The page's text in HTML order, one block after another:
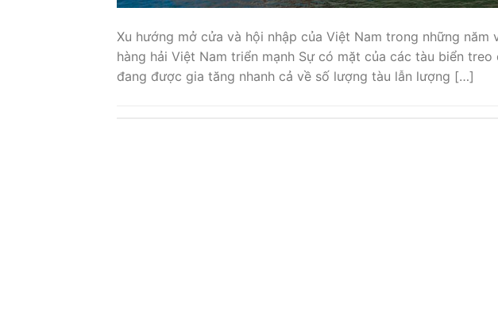
Xu hướng mở cửa và hội nhập của Việt Nam trong những năm
hàng hải Việt Nam triển mạnh Sự có mặt của các tàu biển
đang được gia tăng nhanh cả về số lượng tàu lẫn lượng […]